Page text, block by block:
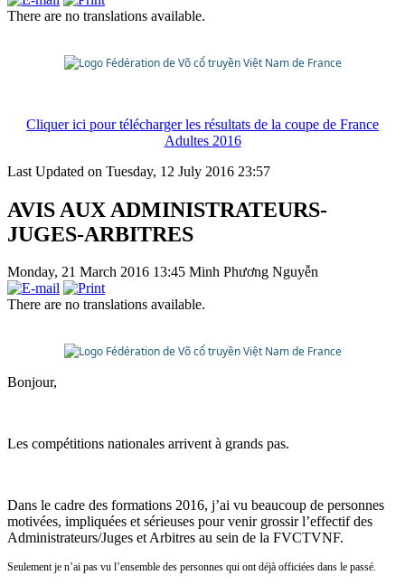
There are no translations available.
Cliquer ici pour télécharger les résultats de la coupe de France
Adultes 2016
Last Updated on Tuesday, 12 July 2016 23:57
AVIS AUX ADMINISTRATEURS-
JUGES-ARBITRES
Monday, 21 March 2016 13:45 Minh Phương Nguyễn
There are no translations available.
Bonjour,
Les compétitions nationales arrivent à grands pas.
Dans le cadre des formations 2016, j’ai vu beaucoup de personnes
motivées, impliquées et sérieuses pour venir grossir l’effectif des
Administrateurs/Juges et Arbitres au sein de la FVCTVNF.
Seulement je n’ai pas vu l’ensemble des personnes qui ont déjà officiées dans le passé.